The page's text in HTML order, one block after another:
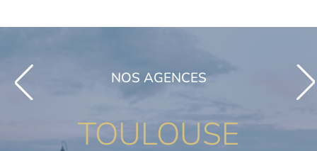
NOS AGENCES
TOULOUSE